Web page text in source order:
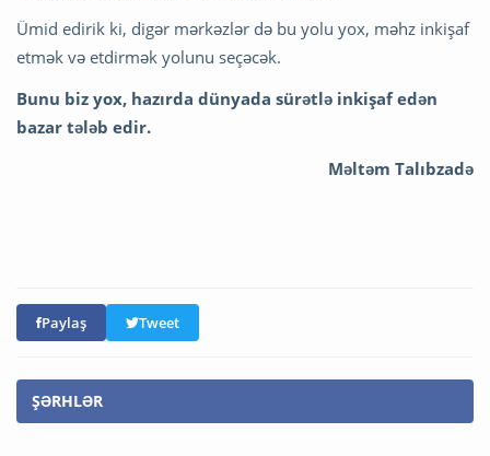
Ümid edirik ki, digər mərkəzlər də bu yolu yox, məhz inkişaf
etmək və etdirmək yolunu seçəcək.
Bunu biz yox, hazırda dünyada sürətlə inkişaf edən
bazar tələb edir.
Məltəm Talıbzadə
Paylaş Tweet
ŞƏRHLƏR